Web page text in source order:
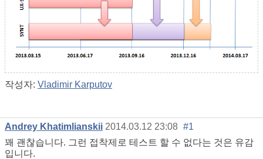
작성자: Vladimir Karputov
Andrey Khatimlianskii 2014.03.12 23:08 #1
꽤 괜찮습니다. 그런 접착제로 테스트 할 수 없다는 것은 유감
입니다.